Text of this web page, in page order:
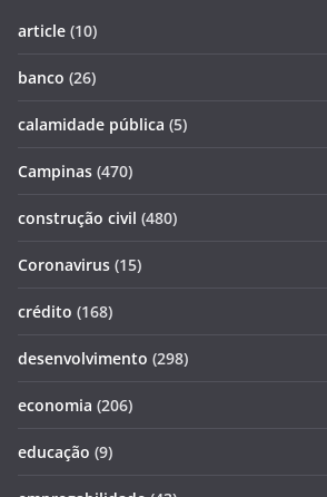
article (10)
banco (26)
calamidade pública (5)
Campinas (470)
construção civil (480)
Coronavirus (15)
crédito (168)
desenvolvimento (298)
economia (206)
educação (9)